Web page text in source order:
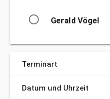
radio_button_unchecked Gerald Vögel
Terminart
Datum und Uhrzeit